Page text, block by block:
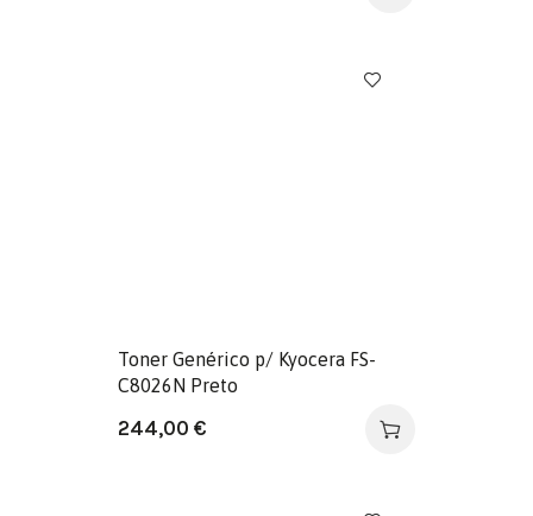
Toner Genérico p/ Kyocera FS-
C8026N Preto
244,00 €